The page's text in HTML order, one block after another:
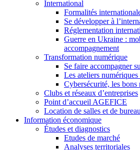
International
Formalités
Se développer à
Réglementation
Guerre en Ukraine :
accompagnement
Transformation numérique
Se faire accompagner
Les ateliers
Cybersécurité, les bons
Clubs et réseaux d’entreprises
Point d’accueil AGEFICE
Location de salles et de
Information économique
Études et diagnostics
Etudes de marché
Analyses territoriales